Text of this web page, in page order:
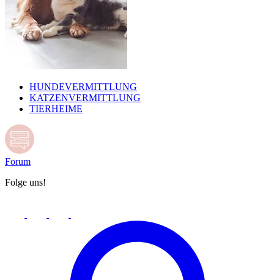
HUNDEVERMITTLUNG
KATZENVERMITTLUNG
TIERHEIME
Forum
Folge uns!